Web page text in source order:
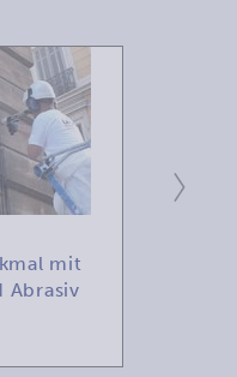
mit
Abrasiv